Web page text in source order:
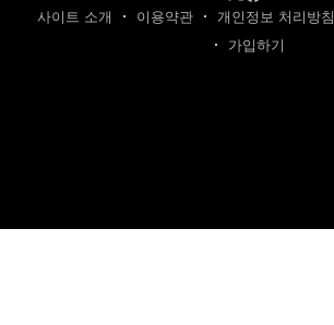
사이트 소개 이용약관 개인정보 처리방침
가입하기